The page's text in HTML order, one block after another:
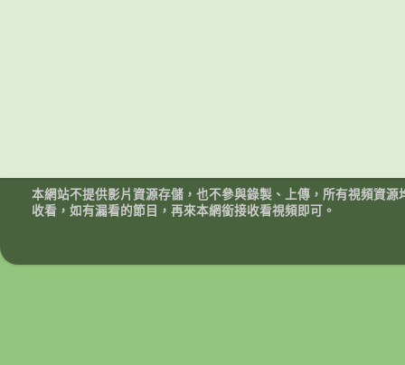
本網站不提供影片資源存儲，也不參與錄製、上傳，所有視頻資
收看，如有漏看的節目，再來本網銜接收看視頻即可。